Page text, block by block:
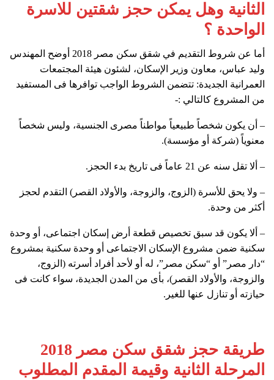
الثانية وهل يمكن حجز شقتين للاسرة
الواحدة ؟
أما عن شروط التقديم في شقق سكن مصر 2018 أوضح المهندس
وليد عباس، معاون وزير الإسكان، لشئون هيئة المجتمعات
العمرانية الجديدة: تتضمن الشروط الواجب توافرها فى المستفيد
من المشروع كالتالي :-
– أن يكون شخصاً طبيعياً مواطناً مصرى الجنسية، وليس شخصاً
معنوياً (شركة أو مؤسسة).
– ألا تقل سنه عن 21 عاماً فى تاريخ بدء الحجز.
– ولا يحق للأسرة (الزوج، والزوجة، والأولاد القصر) التقدم لحجز
أكثر من وحدة.
– ألا يكون قد سبق تخصيص قطعة أرض إسكان اجتماعى، أو وحدة
سكنية ضمن مشروع الإسكان الاجتماعى أو وحدة سكنية بمشروع
“دار مصر” أو “سكن مصر”، له أو لأحد أفراد أسرته (الزوج،
والزوجة، والأولاد القصر)، بأى من المدن الجديدة، سواء كانت فى
حيازته أو تنازل عنها للغير.​
طريقة حجز شقق سكن مصر 2018
المرحلة الثانية وقيمة المقدم المطلوب